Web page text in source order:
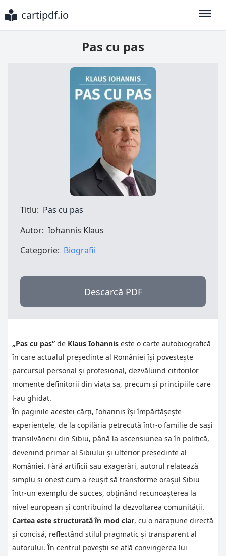
cartipdf.io
Pas cu pas
Titlu: Pas cu pas
Autor: Iohannis Klaus
Categorie: Biografii
Descarcă PDF
„Pas cu pas” de Klaus Iohannis este o carte autobiografică
în care actualul președinte al României își povestește
parcursul personal și profesional, dezvăluind cititorilor
momente definitorii din viața sa, precum și principiile care
l-au ghidat.
În paginile acestei cărți, Iohannis își împărtășește
experiențele, de la copilăria petrecută într-o familie de sași
transilvăneni din Sibiu, până la ascensiunea sa în politică,
devenind primar al Sibiului și ulterior președinte al
României. Fără artificii sau exagerări, autorul relatează
simplu și onest cum a reușit să transforme orașul Sibiu
într-un exemplu de succes, obținând recunoașterea la
nivel european și contribuind la dezvoltarea comunității.
Cartea este structurată în mod clar, cu o narațiune directă
și concisă, reflectând stilul pragmatic și transparent al
autorului. În centrul poveștii se află convingerea lui